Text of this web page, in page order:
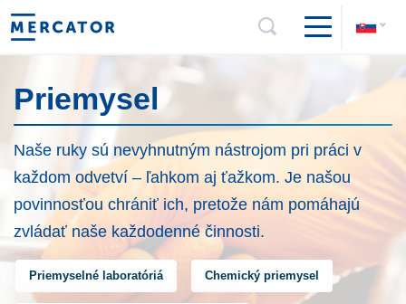
Priemysel
Naše ruky sú nevyhnutným nástrojom pri práci v
každom odvetví – ľahkom aj ťažkom. Je našou
povinnosťou chrániť ich, pretože nám pomáhajú
zvládať naše každodenné činnosti.
Priemyselné laboratóriá Chemický priemysel